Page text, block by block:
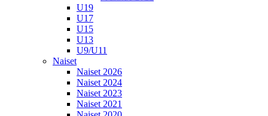
U19
U17
U15
U13
U9/U11
Naiset
Naiset 2026
Naiset 2024
Naiset 2023
Naiset 2021